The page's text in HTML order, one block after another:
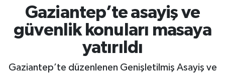
Gaziantep’te asayiş ve
güvenlik konuları masaya
yatırıldı
Gaziantep’te düzenlenen Genişletilmiş Asayiş ve
Gaziantep son dakika
Genel
Puan Durumu ve Fikstür
Tüm Manşetler
Son Dakika Haberleri